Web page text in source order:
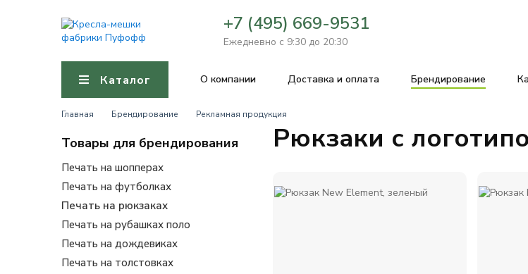
+7 (495) 669-9531
Ежедневно с 9:30 до 20:30
Каталог О компании Доставка и оплата Брендирование
Главная Брендирование Рекламная продукция
Товары для брендирования
Печать на шопперах
Печать на футболках
Печать на рюкзаках
Печать на рубашках поло
Печать на дождевиках
Печать на толстовках
Рюкзаки с